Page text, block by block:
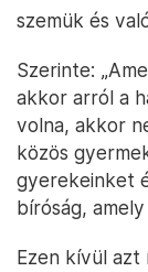
szemük és
Szerinte:
akkor arról a
volna, akkor
közös
gyerekeinket
bíróság,
Ezen kívül azt